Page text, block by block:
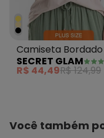
Camiseta Bordado
Size Bege
SECRET GLAM
R$ 44,49R$ 124,99
Você também